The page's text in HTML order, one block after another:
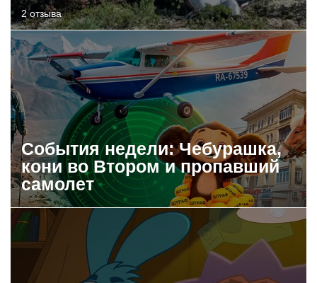
2 отзыва
События недели: Чебурашка,
кони во Втором и пропавший
самолет